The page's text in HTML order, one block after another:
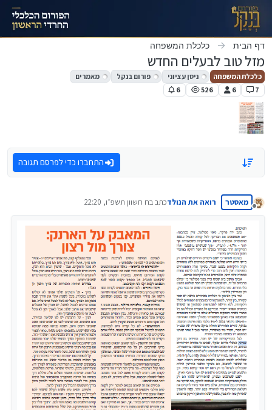
דילוג לתוכן
דף הבית כלכלת המשפחה
מזל טוב לבעלים החדש
כלכלת המשפחה ניסן עציוני פורום בנקל
מאמרים
7
6
526
6
התחברו כדי לפרסם תגובה
מנותק
מאסטר רואה את הנולדכתב בח חשוון תשפ״ו, 22:20
נערך לאחרונה על ידי